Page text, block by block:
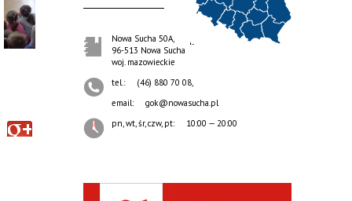
Nowa Sucha 50A,
96-513 Nowa Sucha
woj. mazowieckie
tel.:
(46) 880 70 08,
email:
gok@nowasucha.pl
pn, wt, śr, czw, pt:
10:00 — 20:00